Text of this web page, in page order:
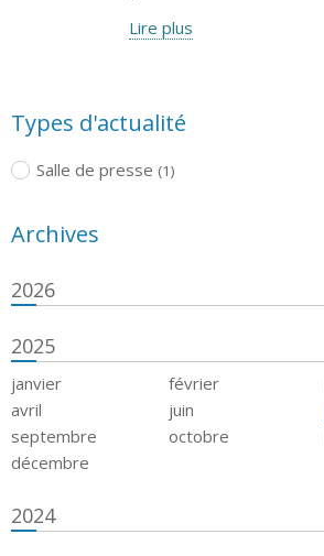
Lire plus
Types d'actualité
Salle de presse (1)
Archives
2026
2025
janvier février
avril
juin
septembre
octobre
décembre
2024